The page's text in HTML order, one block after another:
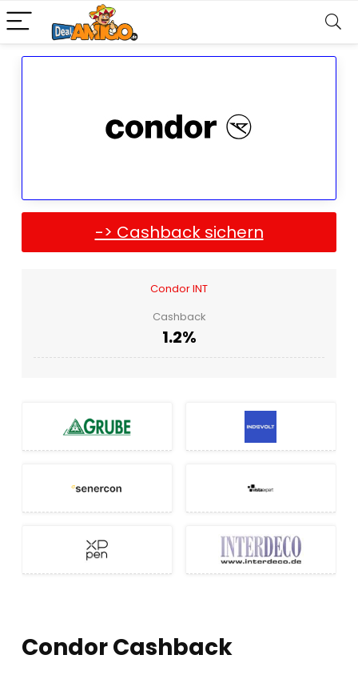
-> Cashback sichern
Condor INT
Cashback
1.2%
Condor Cashback